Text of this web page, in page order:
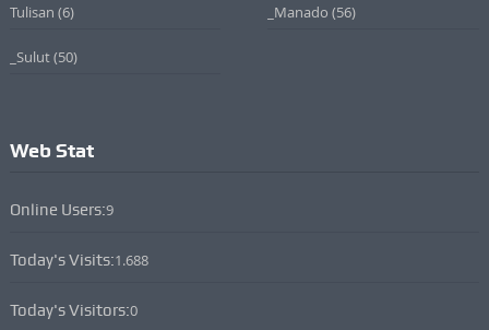
Tulisan (6) _Manado (56)
_Sulut(50)
Web Stat
Online Users:9
Today's Visits:1.688
Today's Visitors:0